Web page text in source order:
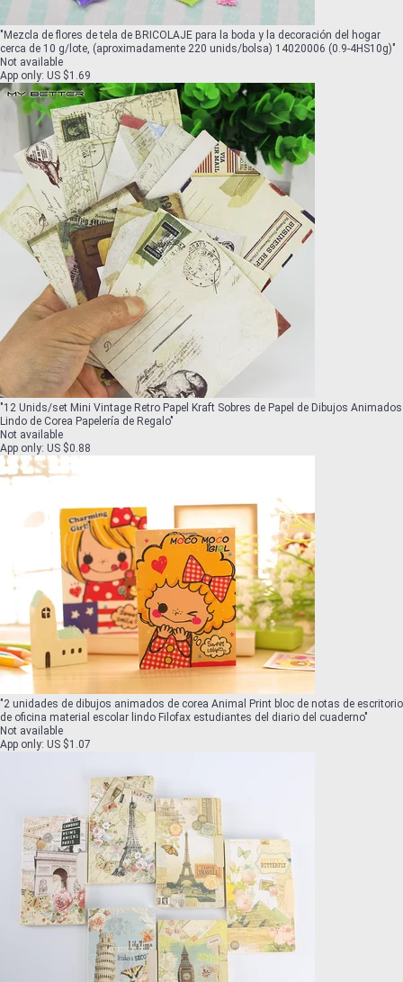
" Mezcla de flores de tela de BRICOLAJE para la boda y la decoración del hogar
cerca de 10 g/lote, (aproximadamente 220 unids/bolsa) 14020006 (0.9-4HS10g)"
Not available
App only: US $1.69
"12 Unids/set Mini Vintage Retro Papel Kraft Sobres de Papel de Dibujos Animados
Lindo de Corea Papelería de Regalo"
Not available
App only: US $0.88
"2 unidades de dibujos animados de corea Animal Print bloc de notas de escritorio
de oficina material escolar lindo Filofax estudiantes del diario del cuaderno"
Not available
App only: US $1.07